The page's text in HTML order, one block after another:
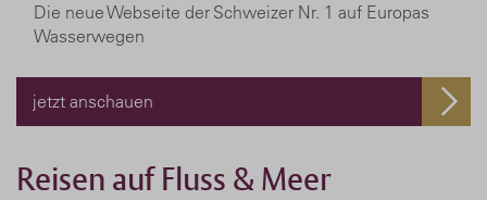
Die neue Webseite der Schweizer Nr. 1 auf Europas
Wasserwegen
jetzt anschauen
Reisen auf Fluss & Meer